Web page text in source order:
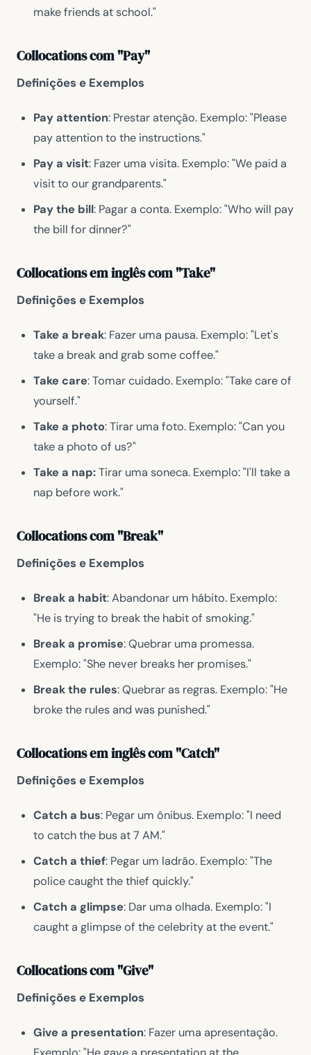
make friends at school."
Collocations com "Pay"
Definições e Exemplos
Pay attention: Prestar atenção. Exemplo: "Please
pay attention to the instructions."
Pay a visit: Fazer uma visita. Exemplo: "We paid a
visit to our grandparents."
Pay the bill: Pagar a conta. Exemplo: "Who will pay
the bill for dinner?"
Collocations em inglês com "Take"
Definições e Exemplos
Take a break: Fazer uma pausa. Exemplo: "Let's
take a break and grab some coffee."
Take care: Tomar cuidado. Exemplo: "Take care of
yourself."
Take a photo: Tirar uma foto. Exemplo: "Can you
take a photo of us?"
Take a nap:Tirar uma soneca. Exemplo: "I'll take a
nap before work."
Collocations com "Break"
Definições e Exemplos
Break a habit: Abandonar um hábito. Exemplo:
"He is trying to break the habit of smoking."
Break a promise: Quebrar uma promessa.
Exemplo: "She never breaks her promises."
Break the rules: Quebrar as regras. Exemplo: "He
broke the rules and was punished."
Collocations em inglês com "Catch"
Definições e Exemplos
Catch a bus: Pegar um ônibus. Exemplo: "I need
to catch the bus at 7 AM."
Catch a thief: Pegar um ladrão. Exemplo: "The
police caught the thief quickly."
Catch a glimpse: Dar uma olhada. Exemplo: "I
caught a glimpse of the celebrity at the event."
Collocations com "Give"
Definições e Exemplos
Give a presentation: Fazer uma apresentação.